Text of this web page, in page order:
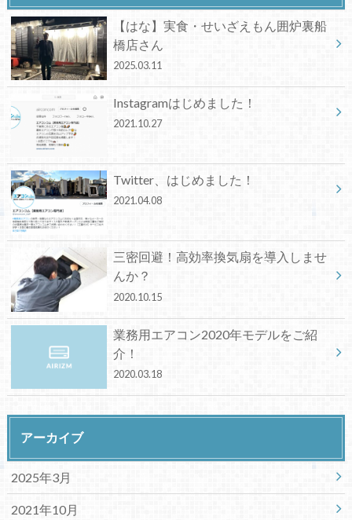
【はな】実食・せいざえもん囲炉裏船
橋店さん
2025.03.11
Instagramはじめました！
2021.10.27
Twitter、はじめました！
2021.04.08
三密回避！高効率換気扇を導入しませ
んか？
2020.10.15
業務用エアコン2020年モデルをご紹
介！
2020.03.18
アーカイブ
2025年3月
2021年10月